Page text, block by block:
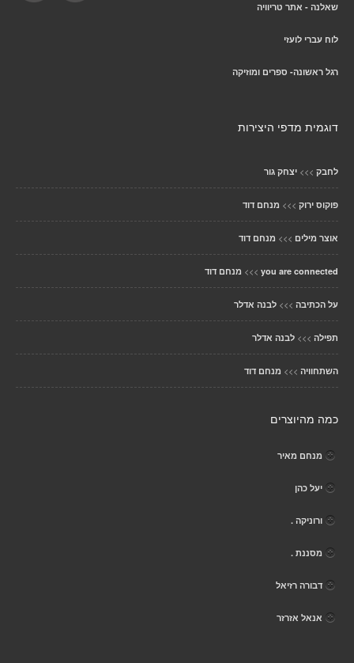
שאלנה - אתר טריוויה
לוח עברי לועזי
רגל ראשונה- ספרים ומוזיקה
דוגמית מדפי היצירות
לחבק >>> יצחק גור
פוקוס ירוק >>> מנחם דוד
אוצר מילים >>> מנחם דוד
you are connected
>>> מנחם דוד
על הכתיבה >>> לבנה אדלר
תפילה >>> לבנה אדלר
השתחוויה >>> מנחם דוד
כמה מהיוצרים
מנחם מאיר
יעל כהן
ורוניקה .
מסננת .
דבורה רזיאל
אנאל אזרזר